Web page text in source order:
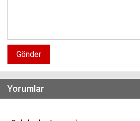
Gönder
Yorumlar